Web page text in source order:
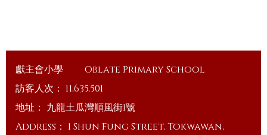
獻主會小學
Oblate Primary School
訪客人次： 11,635,501
地址： 九龍土瓜灣順風街1號
Address： 1 Shun Fung Street, Tokwawan,